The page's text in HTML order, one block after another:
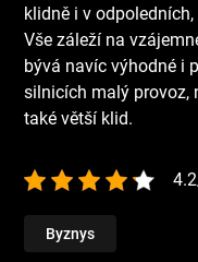
klidně i v
Vše záleží na
bývá navíc výhodné i
silnicích malý provoz,
také větší klid.
Byznys